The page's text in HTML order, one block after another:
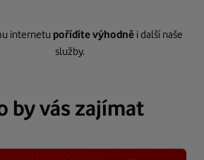
internetu pořídíte výhodně i další naše
služby.
by vás zajímat